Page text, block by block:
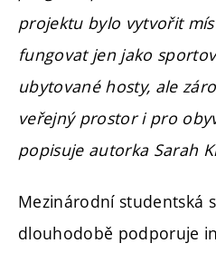
projektu bylo vytvořit
fungovat jen jako
ubytované hosty, ale
veřejný prostor i pro
popisuje autorka Sarah
Mezinárodní studentská
dlouhodobě podporuje